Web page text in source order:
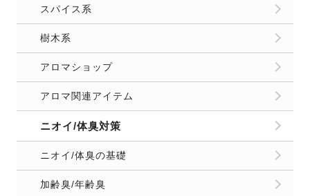
スパイス系
樹木系
アロマショップ
アロマ関連アイテム
ニオイ/体臭対策
ニオイ/体臭の基礎
加齢臭/年齢臭